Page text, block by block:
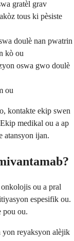
gratèl grav
tous ki pèsiste
doulè nan pwatrin
kò ou
oswa gwo doulè
ou
kontakte ekip swen
medikal ou a ap
atansyon ijan.
ou a pral
espesifik ou.
pou ou.
yon reyaksyon alèjik